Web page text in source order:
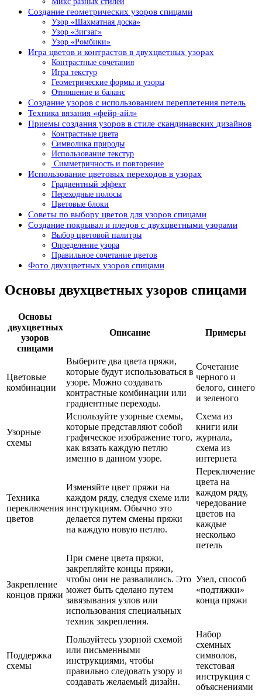
Создание геометрических узоров спицами
Узор «Шахматная доска»
Узор «Зигзаг»
Узор «Ромбики»
Игра цветов и контрастов в двухцветных узорах
Контрастные сочетания
Игра текстур
Геометрические формы и узоры
Отношение и баланс
Создание узоров с использованием переплетения петель
Техника вязания «фейр-айл»
Приемы создания узоров в стиле скандинавских дизайнов
Контрастные цвета
Символика природы
Использование текстур
Симметричность и повторение
Использование цветовых переходов в узорах
Градиентный эффект
Переходные полосы
Цветовые блоки
Советы по выбору цветов для узоров спицами
Создание покрывал и пледов с двухцветными узорами
Выбор цветовой палитры
Определение узора
Правильное сочетание цветов
Фото двухцветных узоров спицами
Основы двухцветных узоров спицами
Основы
двухцветных
узоров
спицами
Описание Примеры
Цветовые
комбинации
Выберите два цвета пряжи,
которые будут использоваться в
узоре. Можно создавать
контрастные комбинации или
градиентные переходы.
Сочетание
черного и
белого, синего
и зеленого
Узорные
схемы
Используйте узорные схемы,
которые представляют собой
графическое изображение того,
как вязать каждую петлю
именно в данном узоре.
Схема из
книги или
журнала,
схема из
интернета
Техника
переключения
цветов
Изменяйте цвет пряжи на
каждом ряду, следуя схеме или
инструкциям. Обычно это
делается путем смены пряжи
на каждую новую петлю.
Переключение
цвета на
каждом ряду,
чередование
цветов на
каждые
несколько
петель
Закрепление
концов пряжи
При смене цвета пряжи,
закрепляйте концы пряжи,
чтобы они не развалились. Это
может быть сделано путем
завязывания узлов или
использования специальных
техник закрепления.
Узел, способ
«подтяжки»
конца пряжи
Поддержка
схемы
Пользуйтесь узорной схемой
или письменными
инструкциями, чтобы
правильно следовать узору и
создавать желаемый дизайн.
Набор
схемных
символов,
текстовая
инструкция с
объяснениями